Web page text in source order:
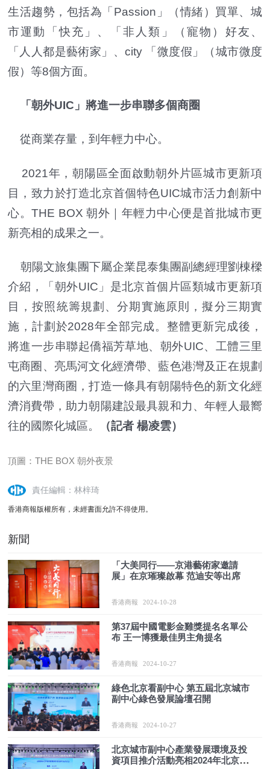
生活趨勢，包括為「Passion」（情緒）買單、城
市運動「快充」、「非人類」（寵物）好友、
「人人都是藝術家」、city 「微度假」（城市微度
假）等8個方面。
「朝外UIC」將進一步串聯多個商圈
從商業存量，到年輕力中心。
2021年，朝陽區全面啟動朝外片區城市更新項
目，致力於打造北京首個特色UIC城市活力創新中
心。THE BOX 朝外｜年輕力中心便是首批城市更
新亮相的成果之一。
朝陽文旅集團下屬企業昆泰集團副總經理劉棟樑
介紹，「朝外UIC」是北京首個片區類城市更新項
目，按照統籌規劃、分期實施原則，擬分三期實
施，計劃於2028年全部完成。整體更新完成後，
將進一步串聯起僑福芳草地、朝外UIC、工體三里
屯商圈、亮馬河文化經濟帶、藍色港灣及正在規劃
的六里灣商圈，打造一條具有朝陽特色的新文化經
濟消費帶，助力朝陽建設最具親和力、年輕人最嚮
往的國際化城區。
（記者 楊凌雲）
頂圖：THE BOX 朝外夜景
責任編輯：林梓琦
香港商報版權所有，未經書面允許不得使用。
新聞
「大美同行——京港藝術家邀請
展」在京璀璨啟幕 范迪安等出席
香港商報 2024-10-28
第37屆中國電影金雞獎提名名單公
布 王一博獲最佳男主角提名
香港商報 2024-10-27
綠色北京看副中心 第五屆北京城市
副中心綠色發展論壇召開
香港商報 2024-10-27
北京城市副中心產業發展環境及投
資項目推介活動亮相2024年北京城